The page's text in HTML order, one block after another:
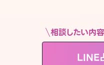
相談したい内
LINE